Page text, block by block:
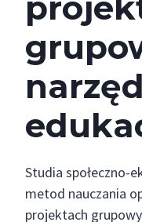
Studia społeczno-
metod nauczania
projektach